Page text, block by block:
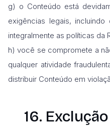
g) o Conteúdo está
exigências legais,
integralmente as políticas da
h) você se compromete a
qualquer atividade
distribuir Conteúdo em
16.